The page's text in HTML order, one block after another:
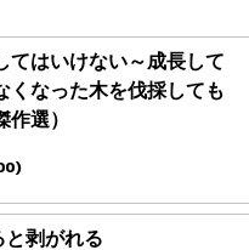
てはいけない～成長して
くなった木を伐採しても
作選）
剥がれる